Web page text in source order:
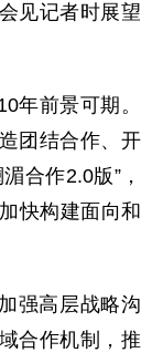
见记者时展望
年前景可期。
团结合作、开
合作2.0版”，
快构建面向和
强高层战略沟
合作机制，推